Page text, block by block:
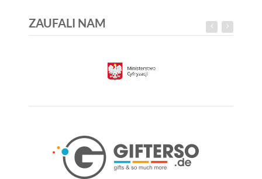
ZAUFALI NAM